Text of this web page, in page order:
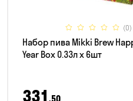
(0)
Набор пива Mikki Brew
Year Box 0.33л x 6шт
331 ,50